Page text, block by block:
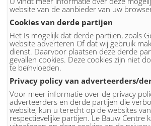
website van de aanbieder van uw
Cookies van derde partijen
Het Is mogelijk dat derde partijen, zoals
website adverteren Of dat wij gebruik
dienst. Daarvoor plaatsen deze derde
gevallen cookies. Deze cookies zijn niet
te beïnvloeden.
Privacy policy van adverteerders/
Voor meer informatie over de privacy
adverteerders en derde partijen die
website, kun u terecht op de websites
respectievelijke partijen. Le Bauw Centre